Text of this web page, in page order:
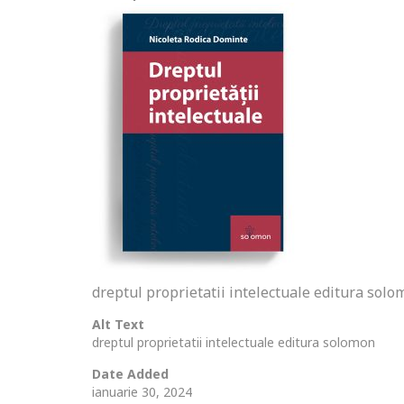
dreptul proprietatii intelectuale editura
Alt Text
dreptul proprietatii intelectuale editura solomon
Date Added
ianuarie 30, 2024